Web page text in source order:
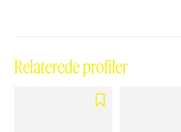
Relaterede profiler
